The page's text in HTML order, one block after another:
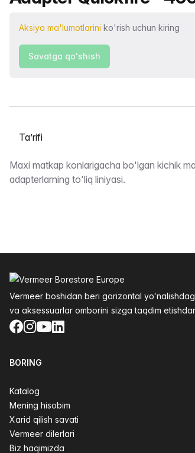
Aksiya ma'lumotlarini ko'rish uchun kiring
Savatga qo'shish
Yorliqni tanlash
Taʼrifi
Maxi matkap konlarigacha bo'lgan kichik
adapterlarning to'liq liniyasi.
Vermeer boshidan beri gorizontal
va aksessuarlar omborini sizga taqdim
Facebook
Instagram
YouTube
LinkedIn
BORING
Katalog
Mening hisobim
Xarid qilish savati
Vermeer dilerlari
Biz haqimizda